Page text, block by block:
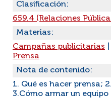
Clasificación:
659.4 (Relaciones
Materias:
Campañas publicitarias
Prensa
Nota de contenido:
1. Qué es hacer prensa;
3.Cómo armar un